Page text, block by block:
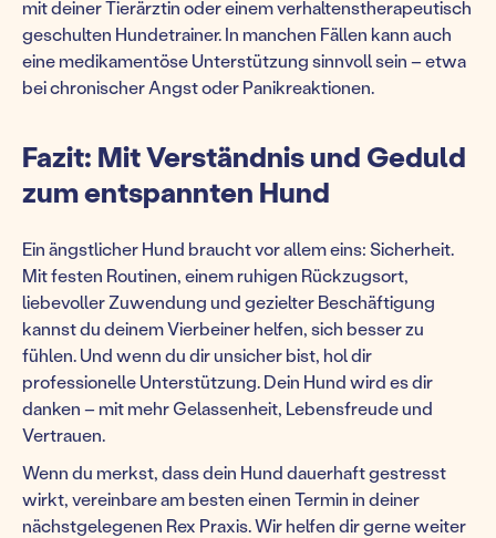
mit deiner Tierärztin oder einem verhaltenstherapeutisch
geschulten Hundetrainer. In manchen Fällen kann auch
eine medikamentöse Unterstützung sinnvoll sein – etwa
bei chronischer Angst oder Panikreaktionen.
Fazit: Mit Verständnis und Geduld
zum entspannten Hund
Ein ängstlicher Hund braucht vor allem eins: Sicherheit.
Mit festen Routinen, einem ruhigen Rückzugsort,
liebevoller Zuwendung und gezielter Beschäftigung
kannst du deinem Vierbeiner helfen, sich besser zu
fühlen. Und wenn du dir unsicher bist, hol dir
professionelle Unterstützung. Dein Hund wird es dir
danken – mit mehr Gelassenheit, Lebensfreude und
Vertrauen.
Wenn du merkst, dass dein Hund dauerhaft gestresst
wirkt,vereinbare am besten einen Termin in deiner
nächstgelegenen Rex Praxis.Wir helfen dir gerne weiter